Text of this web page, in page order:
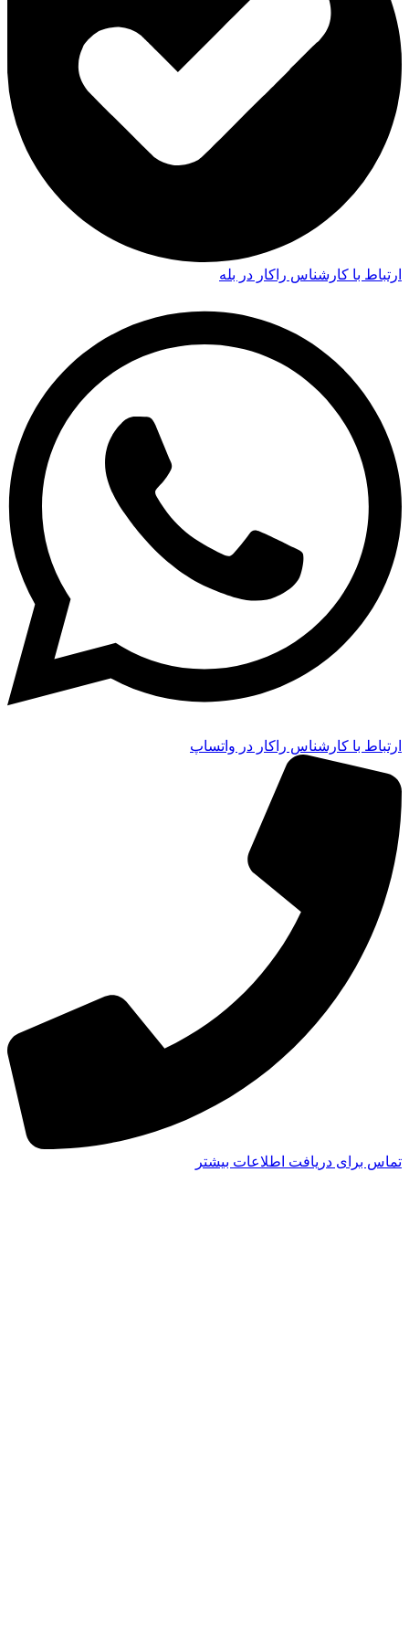
ارتباط با کارشناس راکار در بله
ارتباط با کارشناس راکار در واتساپ
تماس برای دریافت اطلاعات بیشتر